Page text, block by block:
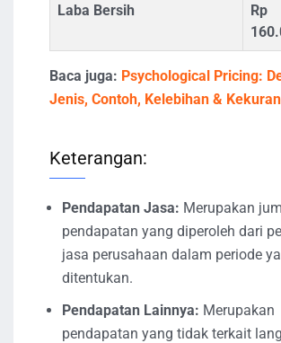
Laba Bersih
Rp
Baca juga: Psychological Pricing:
Jenis, Contoh, Kelebihan &
Keterangan:
Pendapatan Jasa: Merupakan
pendapatan yang diperoleh dari
jasa perusahaan dalam periode
ditentukan.
Pendapatan Lainnya: Merupakan
pendapatan yang tidak terkait